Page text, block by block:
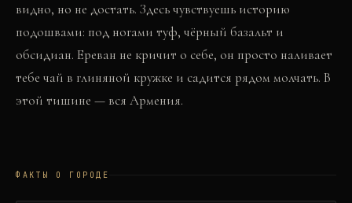
видно, но не достать. Здесь чувствуешь историю
подошвами: под ногами туф, чёрный базальт и
обсидиан. Ереван не кричит о себе, он просто наливает
тебе чай в глиняной кружке и садится рядом молчать. В
этой тишине — вся Армения.
ФАКТЫ О ГОРОДЕ